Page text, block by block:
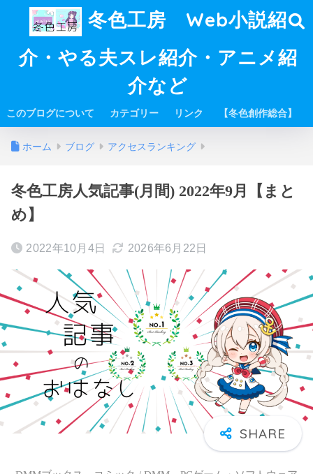
冬色工房 Web小説紹
介・やる夫スレ紹介・アニメ紹
介など
このブログについて カテゴリー リンク 【冬色創作総合】
ホーム ブログ アクセスランキング
冬色工房人気記事(月間) 2022年9月【まと
め】
2022年10月4日 2026年6月22日